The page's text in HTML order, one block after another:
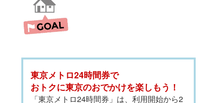
東京メトロ24時間券で
おトクに東京のおでかけを楽しもう！
「東京メトロ24時間券」は、利用開始から2